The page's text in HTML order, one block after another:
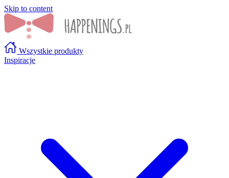
Skip to content
Wszystkie produkty
Inspiracje